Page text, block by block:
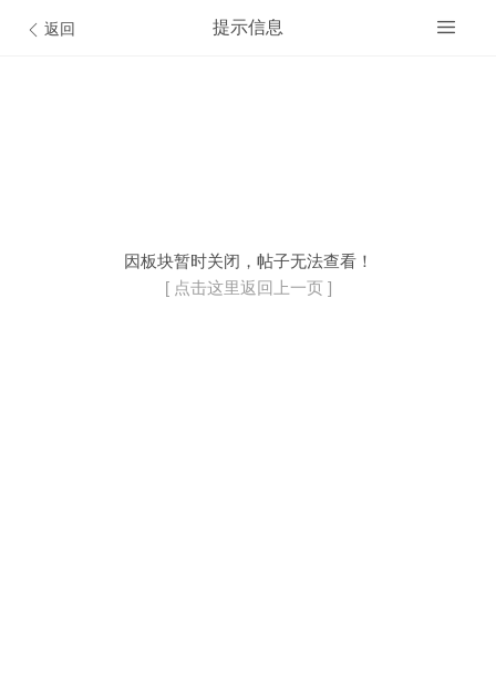
返回 提示信息
因板块暂时关闭，帖子无法查看！
[ 点击这里返回上一页 ]